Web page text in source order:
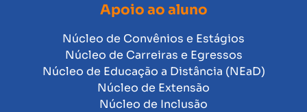
Apoio ao aluno
Núcleo de Convênios e Estágios
Núcleo de Carreiras e Egressos
Núcleo de Educação a Distância (NEaD)
Núcleo de Extensão
Núcleo de Inclusão